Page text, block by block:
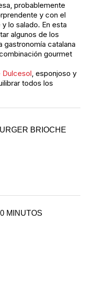
probablemente
y con el
lo salado. En esta
algunos de los
gastronomía catalana
gourmet
Dulcesol, esponjoso y
todos los
BRIOCHE
MINUTOS